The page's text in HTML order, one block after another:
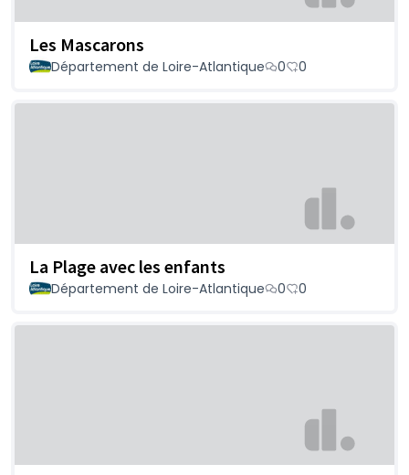
Les Mascarons
Département de Loire-Atlantique 0 0
La Plage avec les enfants
Département de Loire-Atlantique 0 0